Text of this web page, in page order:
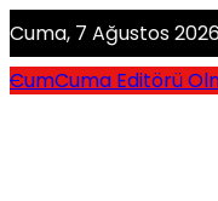
Cuma, 7 Ağustos
CumCuma Editörü